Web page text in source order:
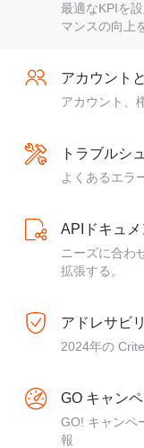
最適なKPIを
マンスの向上
アカウント
アカウント、
トラブルシ
よくあるエラ
APIドキュメ
ニーズに合わ
拡張する。
アドレサビ
2024年の
GO キャン
GO! キャンペ
報